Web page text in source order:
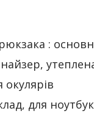
:
для